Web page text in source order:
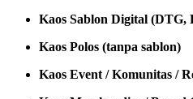
Kaos Sablon Digital (DTG,
Kaos Polos (tanpa sablon)
Kaos Event / Komunitas /